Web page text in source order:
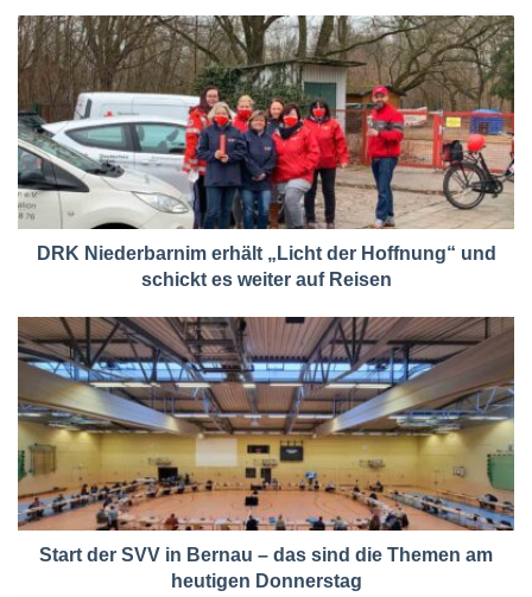
DRK Niederbarnim erhält „Licht der Hoffnung“ und
schickt es weiter auf Reisen
Start der SVV in Bernau – das sind die Themen am
heutigen Donnerstag